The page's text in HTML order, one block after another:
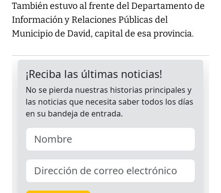
También estuvo al frente del Departamento de
Información y Relaciones Públicas del
Municipio de David, capital de esa provincia.